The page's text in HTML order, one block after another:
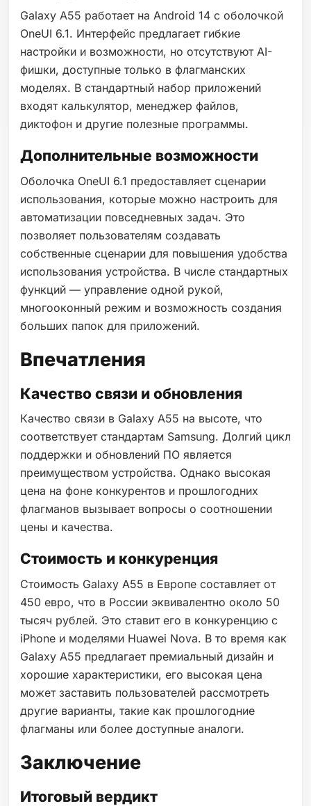
Galaxy A55 работает на Android 14 с оболочкой
OneUI 6.1. Интерфейс предлагает гибкие
настройки и возможности, но отсутствуют AI-
фишки, доступные только в флагманских
моделях. В стандартный набор приложений
входят калькулятор, менеджер файлов,
диктофон и другие полезные программы.
Дополнительные возможности
Оболочка OneUI 6.1 предоставляет сценарии
использования, которые можно настроить для
автоматизации повседневных задач. Это
позволяет пользователям создавать
собственные сценарии для повышения удобства
использования устройства. В числе стандартных
функций — управление одной рукой,
многооконный режим и возможность создания
больших папок для приложений.
Впечатления
Качество связи и обновления
Качество связи в Galaxy A55 на высоте, что
соответствует стандартам Samsung. Долгий цикл
поддержки и обновлений ПО является
преимуществом устройства. Однако высокая
цена на фоне конкурентов и прошлогодних
флагманов вызывает вопросы о соотношении
цены и качества.
Стоимость и конкуренция
Стоимость Galaxy A55 в Европе составляет от
450 евро, что в России эквивалентно около 50
тысяч рублей. Это ставит его в конкуренцию с
iPhone и моделями Huawei Nova. В то время как
Galaxy A55 предлагает премиальный дизайн и
хорошие характеристики, его высокая цена
может заставить пользователей рассмотреть
другие варианты, такие как прошлогодние
флагманы или более доступные аналоги.
Заключение
Итоговый вердикт